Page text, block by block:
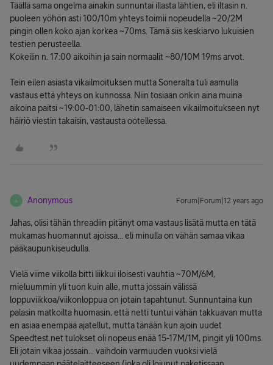
Täällä sama ongelma ainakin sunnuntai illasta lähtien, eli iltasin n.
puoleen yöhön asti 100/10m yhteys toimii nopeudella ~20/2M
pingin ollen koko ajan korkea ~70ms. Tämä siis keskiarvo lukuisien
testien perusteella.
Kokeilin n. 17:00 aikoihin ja sain normaalit ~80/10M 19ms arvot.
Tein eilen asiasta vikailmoituksen mutta Soneralta tuli aamulla
vastaus että yhteys on kunnossa. Niin tosiaan onkin aina muina
aikoina paitsi ~19:00-01:00, lähetin samaiseen vikailmoitukseen nyt
häiriö viestin takaisin, vastausta ootellessa.
A Anonymous Forum|Forum|12 years ago
Jahas, olisi tähän threadiin pitänyt oma vastaus lisätä mutta en tätä
mukamas huomannut ajoissa... eli minulla on vähän samaa vikaa
pääkaupunkiseudulla.
Vielä viime viikolla bitti liikkui iloisesti vauhtia ~70M/6M,
mieluummin yli tuon kuin alle, mutta jossain välissä
loppuviikkoa/viikonloppua on jotain tapahtunut. Sunnuntaina kun
palasin matkoilta huomasin, että netti tuntui vähän takkuavan mutta
en asiaa enempää ajatellut, mutta tänään kun ajoin uudet
Speedtest.net tulokset oli nopeus enää 15-17M/1M, pingit yli 100ms.
Eli jotain vikaa jossain... vaihdoin varmuuden vuoksi vielä